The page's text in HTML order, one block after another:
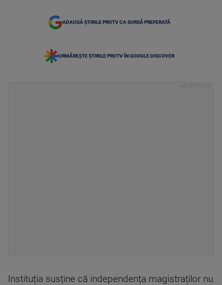
ADAUGĂ ȘTIRILE PROTV CA SURSĂ PREFERATĂ
URMĂREȘTE ȘTIRILE PROTV ÎN GOOGLE DISCOVER
Instituția susține că independența magistraților nu